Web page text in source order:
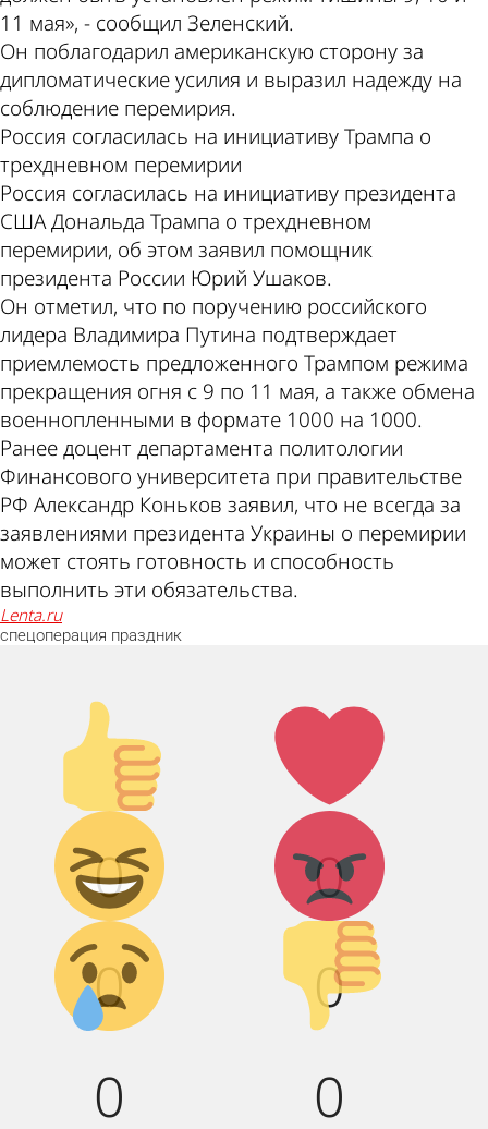
11 мая», - сообщил Зеленский.
Он поблагодарил американскую сторону за
дипломатические усилия и выразил надежду на
соблюдение перемирия.
Россия согласилась на инициативу Трампа о
трехдневном перемирии
Россия согласилась на инициативу президента
США Дональда Трампа о трехдневном
перемирии, об этом заявил помощник
президента России Юрий Ушаков.
Он отметил, что по поручению российского
лидера Владимира Путина подтверждает
приемлемость предложенного Трампом режима
прекращения огня с 9 по 11 мая, а также обмена
военнопленными в формате 1000 на 1000.
Ранее доцент департамента политологии
Финансового университета при правительстве
РФ Александр Коньков заявил, что не всегда за
заявлениями президента Украины о перемирии
может стоять готовность и способность
выполнить эти обязательства.
lenta.ru
спецоперация праздник
Палец
вверх!
0
Лайк!
0
Дикий
смех!
0
Агрессия!
0
Грусть :(
0
Палец
вниз!
0